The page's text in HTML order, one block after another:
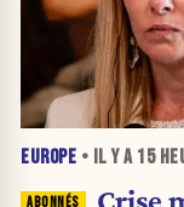
EUROPE • IL Y A 15
Crise